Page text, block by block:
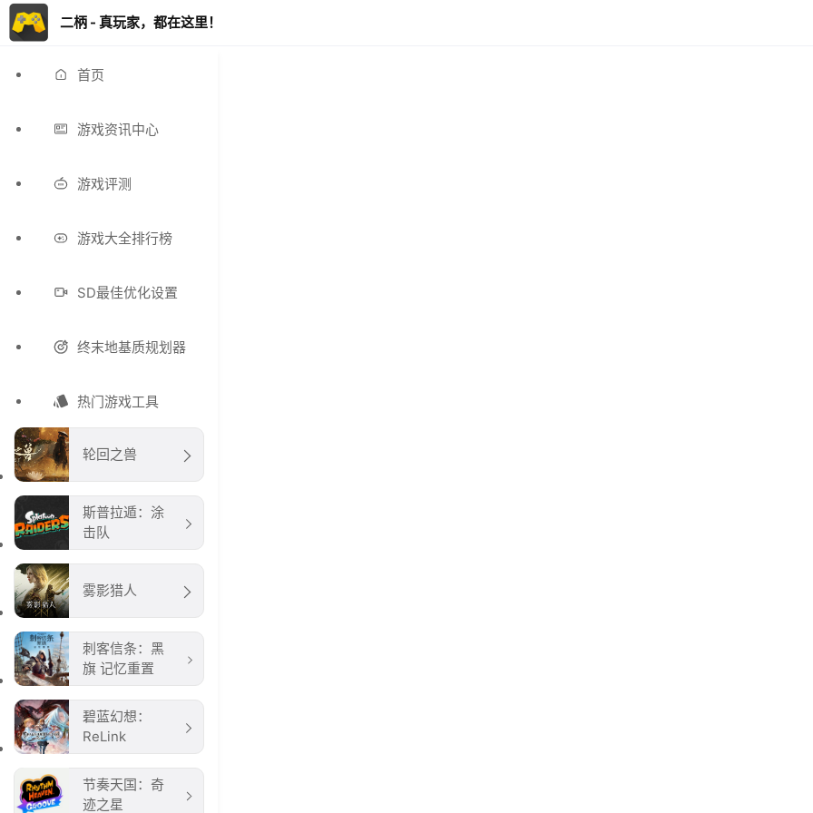
二柄 - 真玩家，都在这里！
首页
游戏资讯中心
游戏评测
游戏大全排行榜
SD最佳优化设置
终末地基质规划器
热门游戏工具
轮回之兽
斯普拉遁：涂
击队
雾影猎人
刺客信条：黑
旗 记忆重置
碧蓝幻想：
ReLink
节奏天国：奇
迹之星